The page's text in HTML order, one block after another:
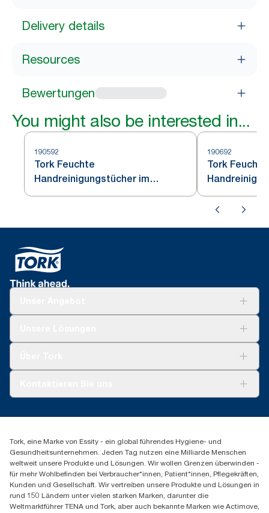
Delivery details
Resources
Bewertungen
You might also be interested in...
190592
Tork Feuchte
Handreinigungstücher im
Spendereimer Weiß W14
190692
Tork Feuchte
Nachfüllung
Spenderreklamation
+41 (0)848/810152
Essity Switzerland AG
Parkstraße 1b
6214 Schenkon
Mo-Do 8:00-16:30 | Fr 8:00-15:00
GLN: 7609999000928
Tork, eine Marke von Essity - ein global führendes Hygiene- und
Gesundheitsunternehmen. Jeden Tag nutzen eine Milliarde Menschen
weltweit unsere Produkte und Lösungen. Wir wollen Grenzen überwinden -
für mehr Wohlbefinden bei Verbraucher*innen, Patient*innen, Pflegekräften,
Kunden und Gesellschaft. Wir vertreiben unsere Produkte und Lösungen in
rund 150 Ländern unter vielen starken Marken, darunter die
Weltmarktführer TENA und Tork, aber auch bekannte Marken wie Actimove,